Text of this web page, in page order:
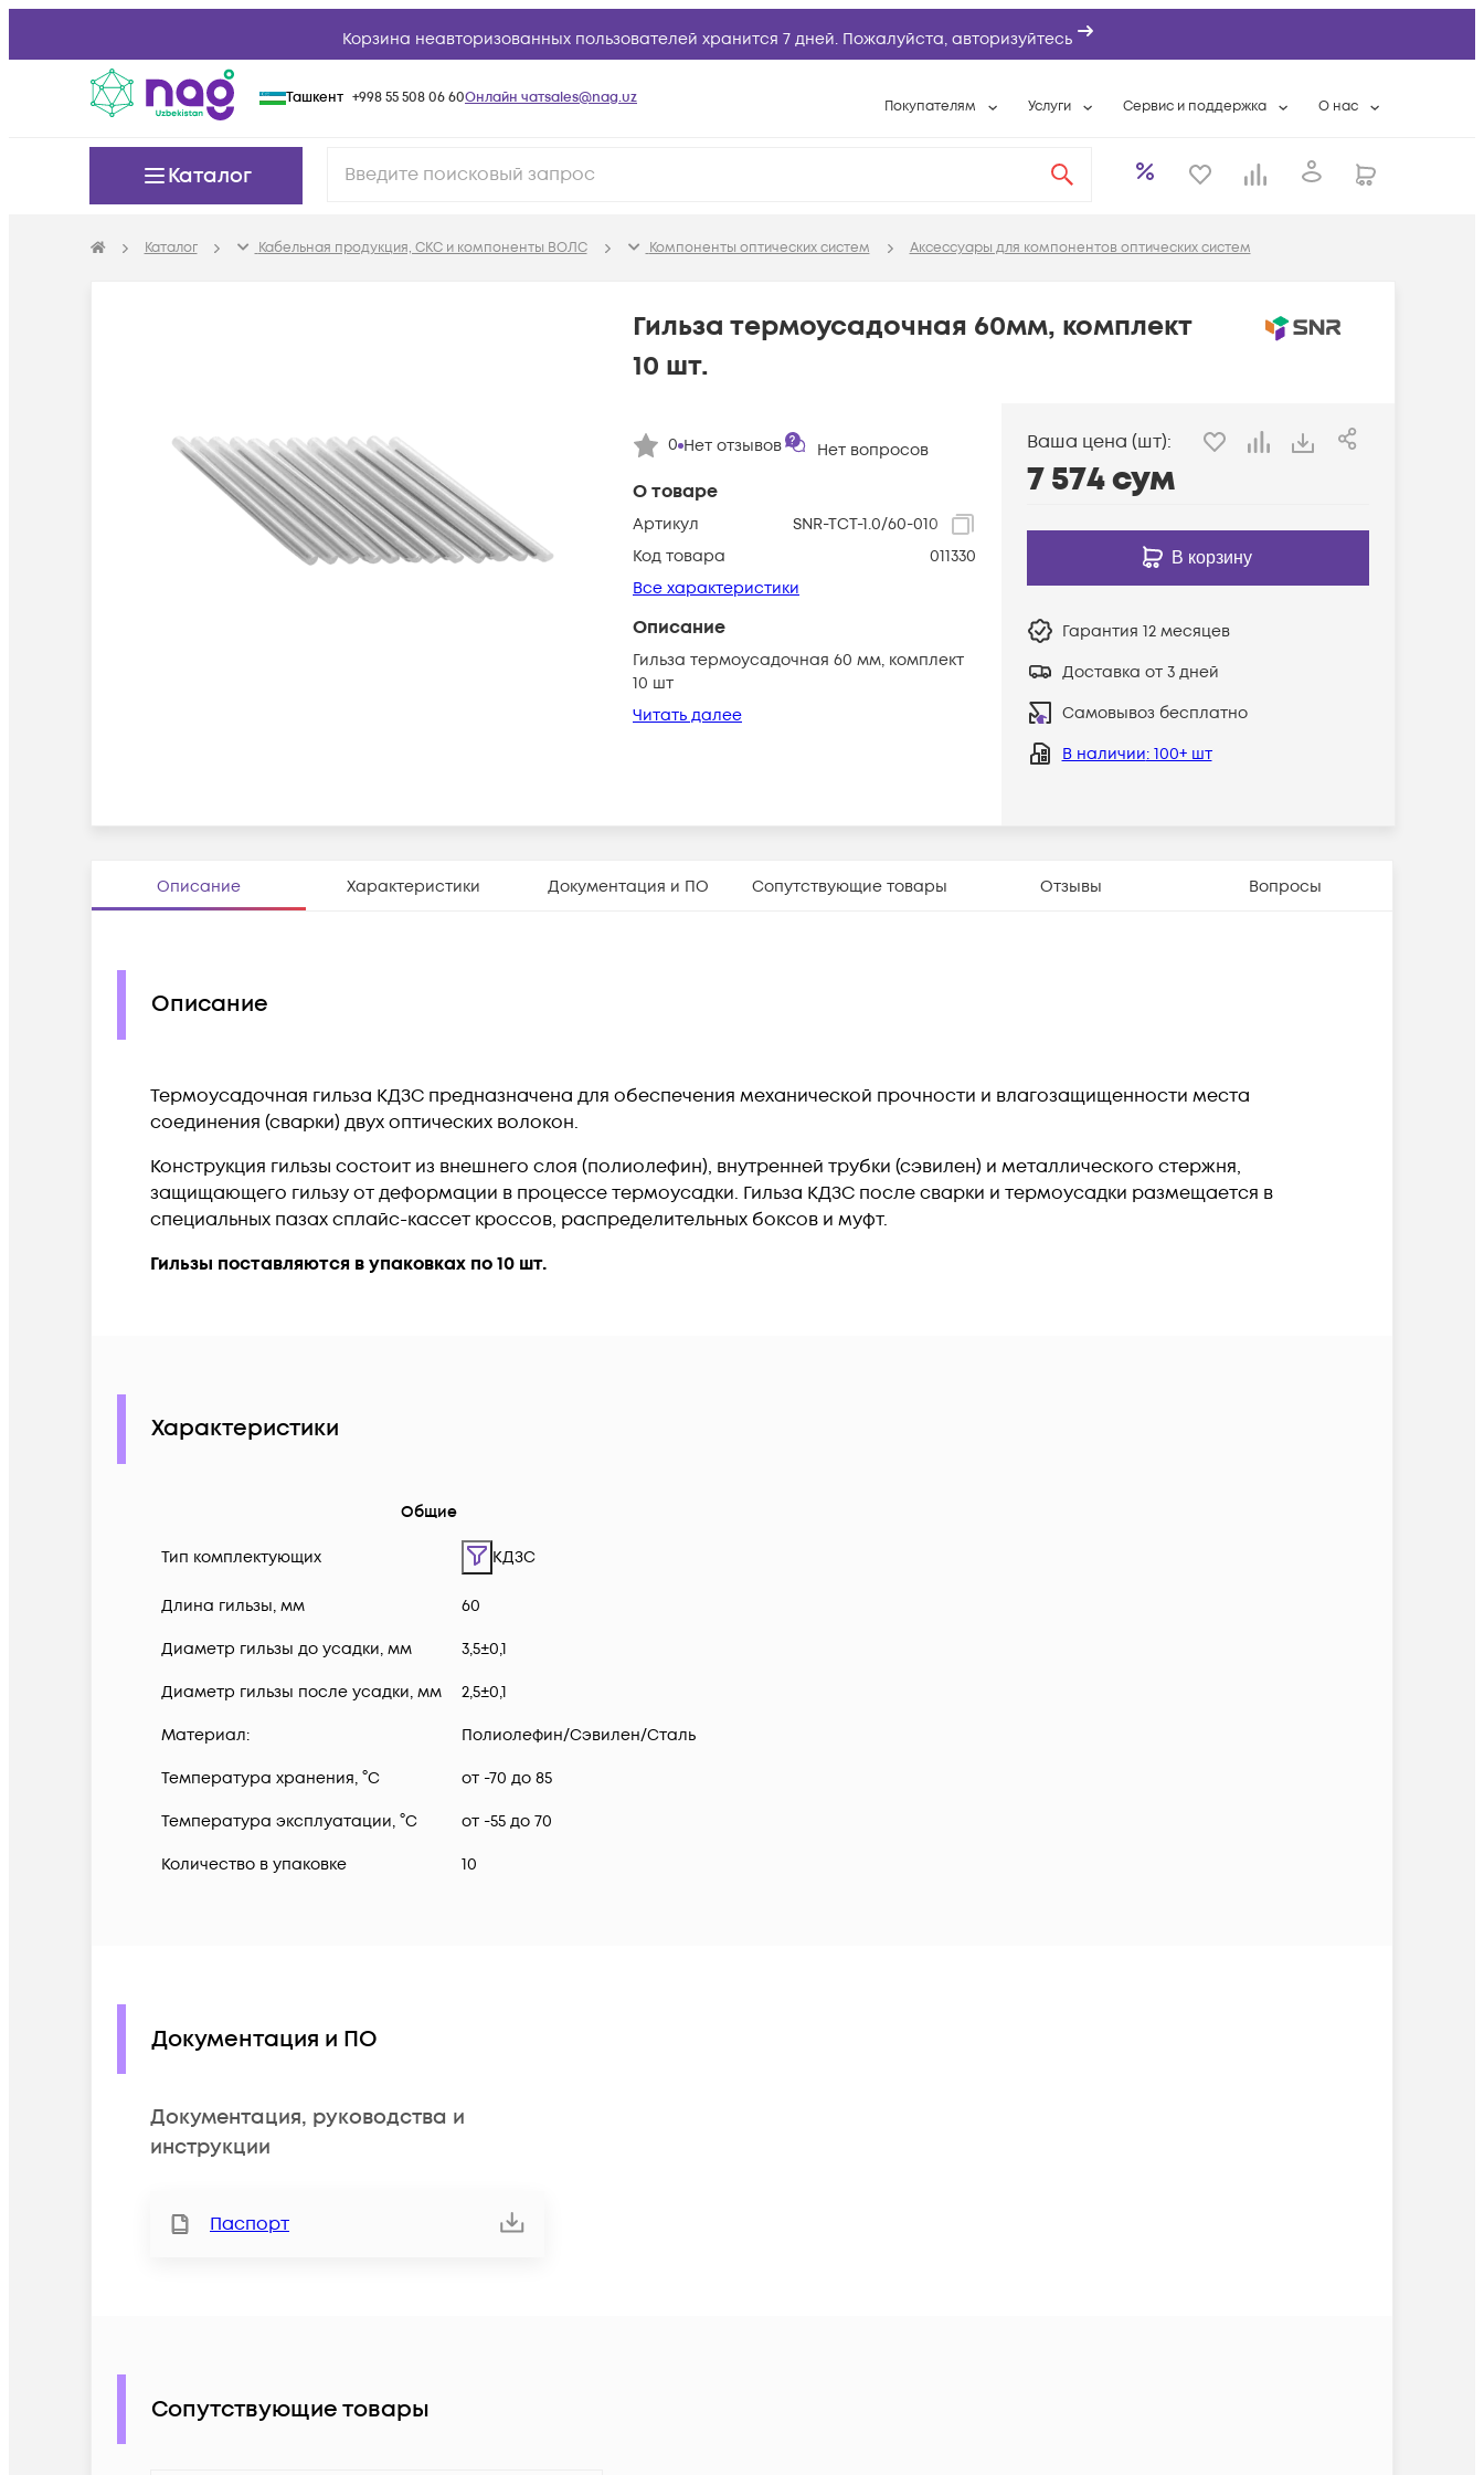
Корзина неавторизованных пользователей хранится 7 дней. Пожалуйста, авторизуйтесь
Ташкент +998 55 508 06 60Онлайн чатsales@nag.uz Покупателям
Вопросы и ответы
База знаний
Услуги
Расширенная гарантия
Сервис и поддержка
Разовые выездные работы
Сервисный центр
Условия оказания услуг
О нас
Контактная
Каталог
Каталог Кабельная продукция, СКС и компоненты ВОЛС Компоненты оптических систем Аксессуары для компонентов оптических систем
О товаре
Артикул
SNR-TCT-1.0/60-010
Код товара
011330
Все характеристики
Описание
Гильза термоусадочная 60 мм, комплект
10 шт
Читать далее
Гильза термоусадочная 60мм, комплект
10 шт.
0 Нет отзывов Нет вопросов Ваша цена (шт):
7 574сум
В корзину
Гарантия 12 месяцев
Доставка от 3 дней
Самовывоз бесплатно
В наличии: 100+ шт
Описание Характеристики Документация и ПО Сопутствующие товары Отзывы Вопросы
Описание
Термоусадочная гильза КДЗС предназначена для обеспечения механической прочности и влагозащищенности места
соединения (сварки) двух оптических волокон.
Конструкция гильзы состоит из внешнего слоя (полиолефин), внутренней трубки (сэвилен) и металлического стержня,
защищающего гильзу от деформации в процессе термоусадки. Гильза КДЗС после сварки и термоусадки размещается в
специальных пазах сплайс-кассет кроссов, распределительных боксов и муфт.
Гильзы поставляются в упаковках по 10 шт.
Характеристики
Общие
Тип комплектующих КДЗС
Длина гильзы, мм 60
Диаметр гильзы до усадки, мм 3,5±0,1
Диаметр гильзы после усадки, мм 2,5±0,1
Материал: Полиолефин/Сэвилен/Сталь
Температура хранения, °C от -70 до 85
Температура эксплуатации, °C от -55 до 70
Количество в упаковке 10
Документация и ПО
Документация, руководства и
инструкции
Паспорт
Сопутствующие товары